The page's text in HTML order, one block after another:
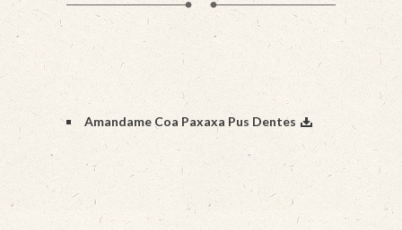
Amandame Coa Paxaxa Pus Dentes